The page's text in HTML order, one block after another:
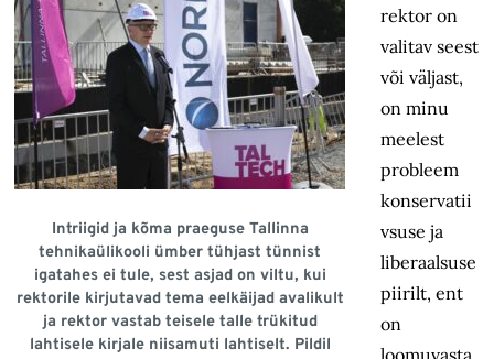
Intriigid ja kõma praeguse Tallinna
tehnikaülikooli ümber tühjast tünnist
igatahes ei tule, sest asjad on viltu, kui
rektorile kirjutavad tema eelkäijad avalikult
ja rektor vastab teisele talle trükitud
lahtisele kirjale niisamuti lahtiselt. Pildil
rektor on
valitav seest
või väljast,
on minu
meelest
probleem
konservatii
vsuse ja
liberaalsuse
piirilt, ent
on